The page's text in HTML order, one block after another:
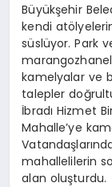
Büyükşehir
kendi
süslüyor. Park
kamelyalar ve
talepler
İbradı Hizmet
Mahalle’ye
mahallelilerin
alan oluşturdu.